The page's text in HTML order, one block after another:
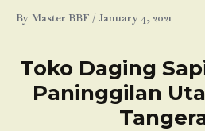
By Master BBF /January 4, 2021
Toko Daging
Paninggilan